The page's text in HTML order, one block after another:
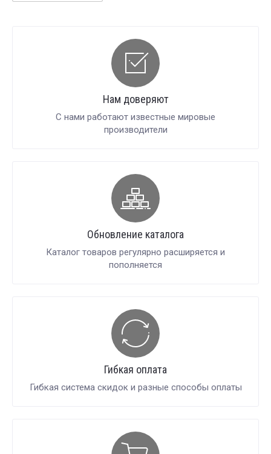
Нам доверяют
С нами работают известные мировые
производители
Обновление каталога
Каталог товаров регулярно расширяется и
пополняется
Гибкая оплата
Гибкая система скидок и разные способы оплаты